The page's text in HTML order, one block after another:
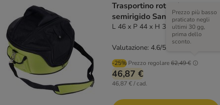
Trasportino rotondo
semirigido Sandy
L 46 x P 44 x H 35 cm
-25% Prezzo regolare62,49 €
Prezzo più basso
praticato negli
ultimi 30 gg,
prima dello
sconto.
46,87 €
46,87 € / cad.
Valutazione: 4.6/5